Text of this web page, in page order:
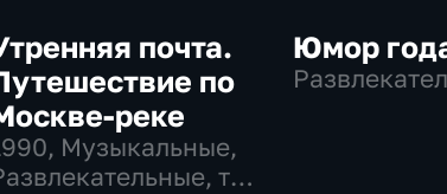
почта.
по
реке
, Музыкальные,
тВ
Юмор